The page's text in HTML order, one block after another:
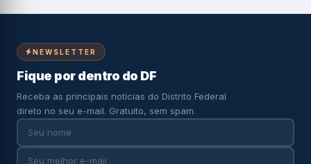
NEWSLETTER
Fique por dentro do DF
Receba as principais notícias do Distrito Federal
direto no seu e-mail. Gratuito, sem spam.